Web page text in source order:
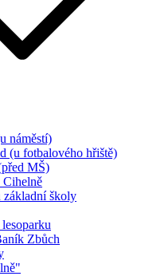
náměstí)
(u fotbalového hřiště)
MŠ)
Cihelně
základní školy
Zbůch